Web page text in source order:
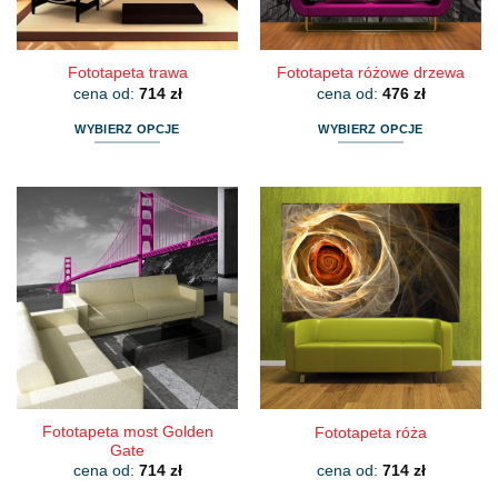
stronie
produktu
stronie
produktu
Fototapeta trawa
cena od: 714 zł
WYBIERZ OPCJE
ma
wiele
wariantów.
Opcje
można
wybrać
na
stronie
produktu
Fototapeta różowe drzewa
cena od: 476 zł
WYBIERZ OPCJE
ma
wiele
wariantów.
Opcje
można
wybrać
na
produktu
Fototapeta most Golden
Gate
cena od: 714 zł
Fototapeta róża
cena od: 714 zł